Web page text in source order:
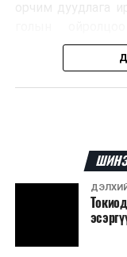
орчим дуудлага
сэргийлэхийг
ажлын цагаар
удирдлага
дугаарын
өгөх боломжтойг